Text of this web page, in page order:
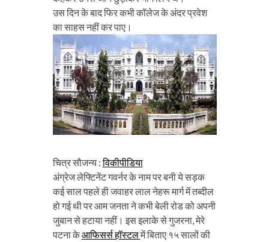
उस दिन के बाद फिर कभी कॉलेज के अंदर प्रवेश
का साहस नहीं कर पाए।
चित्र सौजन्य :विकीपीडिया
अंग्रेज लेफ्टिनेंट गवर्नर के नाम पर बनी ये सड़क
कई साल पहले ही जवाहर लाल नेहरू मार्ग में तब्दील
हो गई थी पर आम जनता ने कभी बेली रोड को अपनी
जुबान से हटाया नहीं। इस इलाके से गुजरना, मेरे
पटना केआफिसर्स हॉस्टलमें बिताए १५ सालों की